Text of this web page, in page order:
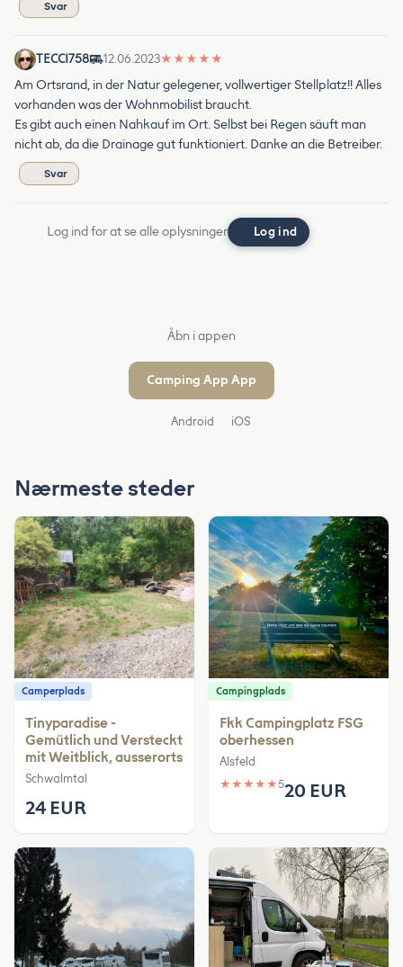
Svar
TECCI758 12.06.2023★ ★ ★ ★ ★
Am Ortsrand, in der Natur gelegener, vollwertiger Stellplatz!! Alles
vorhanden was der Wohnmobilist braucht.
Es gibt auch einen Nahkauf im Ort. Selbst bei Regen säuft man
nicht ab, da die Drainage gut funktioniert. Danke an die Betreiber.
Svar
Log ind for at se alle oplysninger Log ind
Åbn i appen
Camping App App
Android iOS
Nærmeste steder
Camperplads
Tinyparadise -
Gemütlich und Versteckt
mit Weitblick, ausserorts
Schwalmtal
24 EUR
Campingplads
Fkk Campingplatz FSG
oberhessen
Alsfeld
★ ★ ★ ★ ★520 EUR